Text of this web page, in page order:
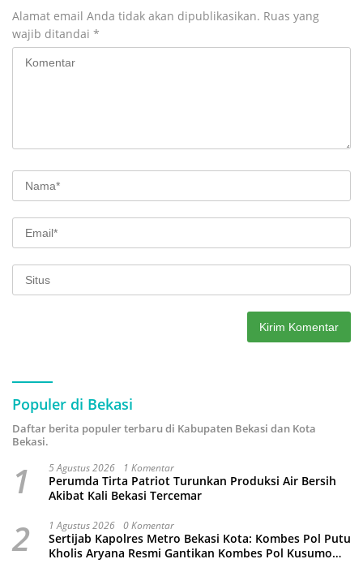
Alamat email Anda tidak akan dipublikasikan. Ruas yang
wajib ditandai *
Populer di Bekasi
Daftar berita populer terbaru di Kabupaten Bekasi dan Kota
Bekasi.
1 5 Agustus 2026 1 Komentar
Perumda Tirta Patriot Turunkan Produksi Air Bersih
Akibat Kali Bekasi Tercemar
2 1 Agustus 2026 0 Komentar
Sertijab Kapolres Metro Bekasi Kota: Kombes Pol Putu
Kholis Aryana Resmi Gantikan Kombes Pol Kusumo